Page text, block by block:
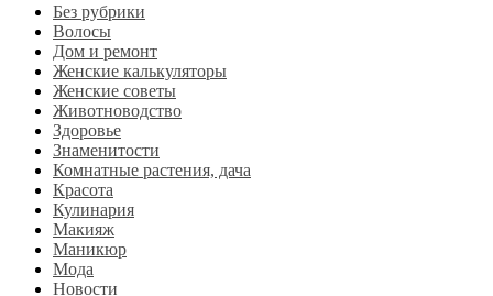
Без рубрики
Волосы
Дом и ремонт
Женские калькуляторы
Женские советы
Животноводство
Здоровье
Знаменитости
Комнатные растения, дача
Красота
Кулинария
Макияж
Маникюр
Мода
Новости